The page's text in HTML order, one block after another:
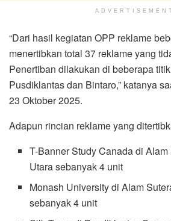
ADVERTISEMENT
“Dari hasil kegiatan OPP reklame
menertibkan total 37 reklame yang
Penertiban dilakukan di beberapa
Pusdiklantas dan Bintaro,” katanya
23 Oktober 2025.
Adapun rincian reklame yang
T-Banner Study Canada di
Utara sebanyak 4 unit
Monash University di Alam
sebanyak 4 unit